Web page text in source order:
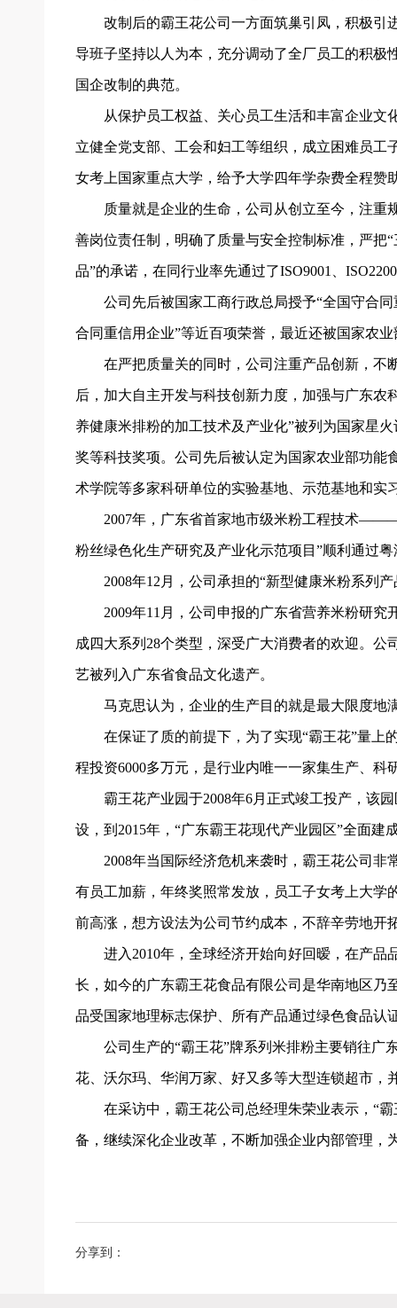
改制后的霸王花公司一方面筑巢引凤，积极引
导班子坚持以人为本，充分调动了全厂员工的积
国企改制的典范。
从保护员工权益、关心员工生活和丰富企业文
立健全党支部、工会和妇工等组织，成立困难员工
女考上国家重点大学，给予大学四年学杂费全程
质量就是企业的生命，公司从创立至今，注重
善岗位责任制，明确了质量与安全控制标准，严把
品”的承诺，在同行业率先通过了ISO9001、
公司先后被国家工商行政总局授予“全国守合
合同重信用企业”等近百项荣誉，最近还被国家农
在严把质量关的同时，公司注重产品创新，不
后，加大自主开发与科技创新力度，加强与广东
养健康米排粉的加工技术及产业化”被列为国家星
奖等科技奖项。公司先后被认定为国家农业部功
术学院等多家科研单位的实验基地、示范基地和实
2007年，广东省首家地市级米粉工程技术
粉丝绿色化生产研究及产业化示范项目”顺利通过
2008年12月，公司承担的“新型健康米粉系列
2009年11月，公司申报的广东省营养米粉研
成四大系列28个类型，深受广大消费者的欢迎。
艺被列入广东省食品文化遗产。
马克思认为，企业的生产目的就是最大限度地
在保证了质的前提下，为了实现“霸王花”量上
程投资6000多万元，是行业内唯一一家集生产、
霸王花产业园于2008年6月正式竣工投产，该
设，到2015年，“广东霸王花现代产业园区”全面建
2008年当国际经济危机来袭时，霸王花公司
有员工加薪，年终奖照常发放，员工子女考上大学
前高涨，想方设法为公司节约成本，不辞辛劳地开
进入2010年，全球经济开始向好回暧，在产
长，如今的广东霸王花食品有限公司是华南地区
品受国家地理标志保护、所有产品通过绿色食品
公司生产的“霸王花”牌系列米排粉主要销往广
花、沃尔玛、华润万家、好又多等大型连锁超市
在采访中，霸王花公司总经理朱荣业表示，“
备，继续深化企业改革，不断加强企业内部管理，
分享到：